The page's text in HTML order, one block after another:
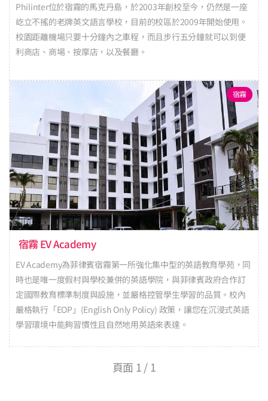
Philinter位於宿霧的馬克丹島，於2003年創校至今，仍然是一座
屹立不搖的老牌英文語言學校，目前的校區於2009年開始使用。
校園距離機場只要十分鐘內之車程，而且步行五分鐘就可以到便
利商店、商場、按摩店，以及餐廳。
宿霧
宿霧 EV Academy
EV Academy為菲律賓宿霧第一所強化集中型的英語教育學苑，同
時也是唯一度假村與學校兼併的英語學院，與菲律賓政府合作訂
定國際教育標準制度與設施，並嚴格控管學生學習的品質。校內
嚴格執行「EOP」(English Only Policy) 政策，讓您在沉浸式英語
學習環境中能夠習慣性且自然地用英語來表達。
頁面 1 / 1